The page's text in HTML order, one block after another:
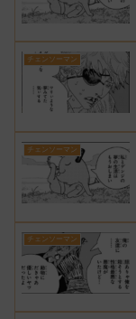
チェンソーマン
チェンソーマン
チェンソーマン